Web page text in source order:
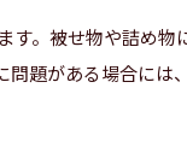
す。被せ物や詰め物
問題がある場合には